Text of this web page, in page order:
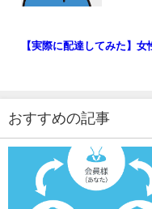
【実際に配達してみた】
おすすめの記事